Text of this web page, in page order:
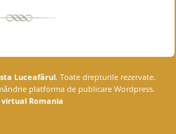
Luceafărul. Toate drepturile rezervate.
platforma de publicare Wordpress.
Romania